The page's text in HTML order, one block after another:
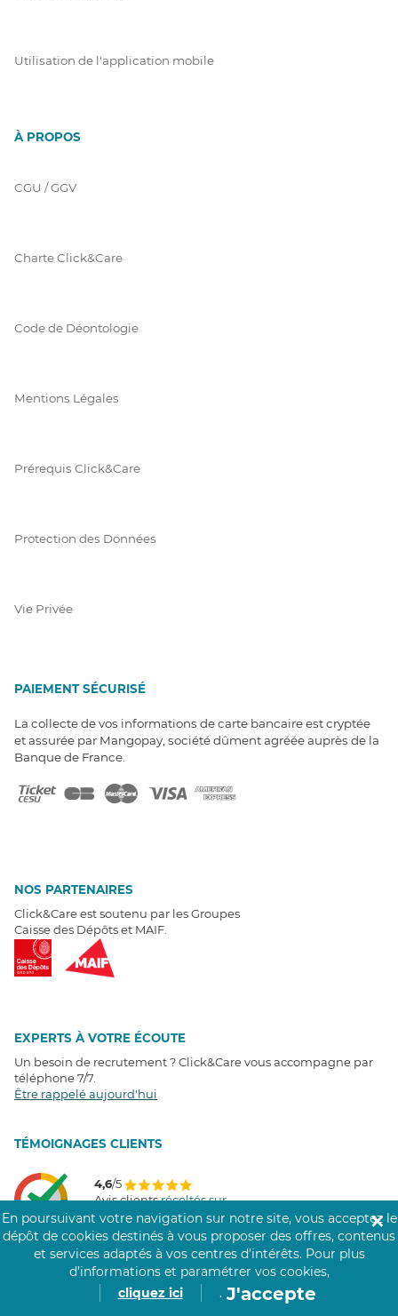
Utilisation de l'application mobile
À PROPOS
CGU / GGV
Charte Click&Care
Code de Déontologie
Mentions Légales
Prérequis Click&Care
Protection des Données
Vie Privée
PAIEMENT SÉCURISÉ
La collecte de vos informations de carte bancaire est cryptée
et assurée par Mangopay, société dûment agréée auprès de la
Banque de France.
NOS PARTENAIRES
Click&Care est soutenu par les Groupes
Caisse des Dépôts et MAIF.
EXPERTS À VOTRE ÉCOUTE
Un besoin de recrutement ? Click&Care vous accompagne par
téléphone 7/7
Être rappelé aujourd'hui
TÉMOIGNAGES CLIENTS
4,6/5
Avis clientsrécoltés sur
Google
COMMUNAUTÉ CLICK&CARE
En poursuivant votre navigation sur notre site, vous acceptez le
dépôt de cookies destinés à vous proposer des offres, contenus
et services adaptés à vos centres d’intérêts. Pour plus
d’informations et paramétrer vos cookies,
cliquez ici
. J'accepte
✕